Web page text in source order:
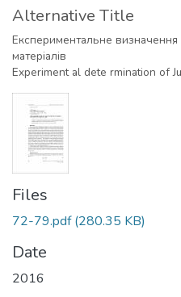
Alternative Title
Експериментальне
матеріалів
Experiment al dete rmination of
Files
72-79.pdf(280.35 KB)
Date
2016